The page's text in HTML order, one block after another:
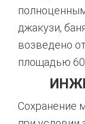
джакузи,
возведено
площадью
Сохранение